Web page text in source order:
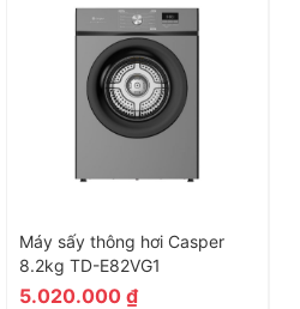
Máy sấy thông hơi Casper
8.2kg TD-E82VG1
5.020.000 ₫